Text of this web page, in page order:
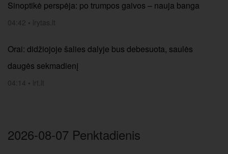
Sinoptikė perspėja: po trumpos gaivos – nauja banga
04:42 • lrytas.lt
Orai: didžiojoje šalies dalyje bus debesuota, saulės
daugės sekmadienį
04:14 • lrt.lt
2026-08-07 Penktadienis